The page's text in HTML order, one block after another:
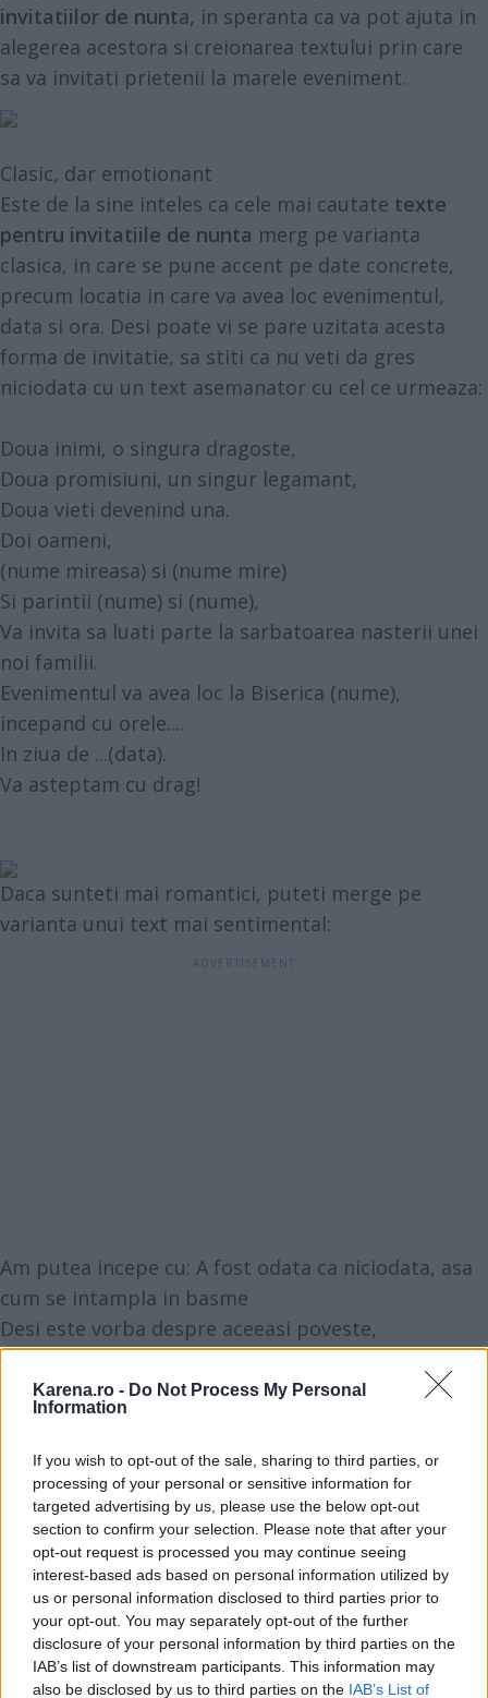
Karena.ro - Do Not Process My Personal
Information
If you wish to opt-out of the sale, sharing to third parties, or
processing of your personal or sensitive information for
targeted advertising by us, please use the below opt-out
section to confirm your selection. Please note that after your
opt-out request is processed you may continue seeing
interest-based ads based on personal information utilized by
us or personal information disclosed to third parties prior to
your opt-out. You may separately opt-out of the further
disclosure of your personal information by third parties on the
IAB’s list of downstream participants. This information may
also be disclosed by us to third parties on the IAB’s List of
invitatiilor de nunta, in speranta ca va pot ajuta in
alegerea acestora si creionarea textului prin care
sa va invitati prietenii la marele eveniment.
Clasic, dar emotionant
Este de la sine inteles ca cele mai cautate texte
pentru invitatiile de nunta merg pe varianta
clasica, in care se pune accent pe date concrete,
precum locatia in care va avea loc evenimentul,
data si ora. Desi poate vi se pare uzitata acesta
forma de invitatie, sa stiti ca nu veti da gres
niciodata cu un text asemanator cu cel ce urmeaza:
Doua inimi, o singura dragoste,
Doua promisiuni, un singur legamant,
Doua vieti devenind una.
Doi oameni,
(nume mireasa) si (nume mire)
Si parintii (nume) si (nume),
Va invita sa luati parte la sarbatoarea nasterii unei
noi familii.
Evenimentul va avea loc la Biserica (nume),
incepand cu orele....
In ziua de ...(data).
Va asteptam cu drag!
Daca sunteti mai romantici, puteti merge pe
varianta unui text mai sentimental:
Am putea incepe cu: A fost odata ca niciodata, asa
cum se intampla in basme
Desi este vorba despre aceeasi poveste,
sentimentele sunt altele
(nume) si (nume)
isi incep propria lor poveste de dragoste, pe care o
doresc plina de soare si fericire,
alaturi de parintii lor:
(nume) si (nume)
care doresc sa fiti alaturi de ei la fericitul
eveniment
ce va fi celebrat prin Sfanta Taina a Cununiei,
(data),
incepand cu ora..., la Biserica (nume).